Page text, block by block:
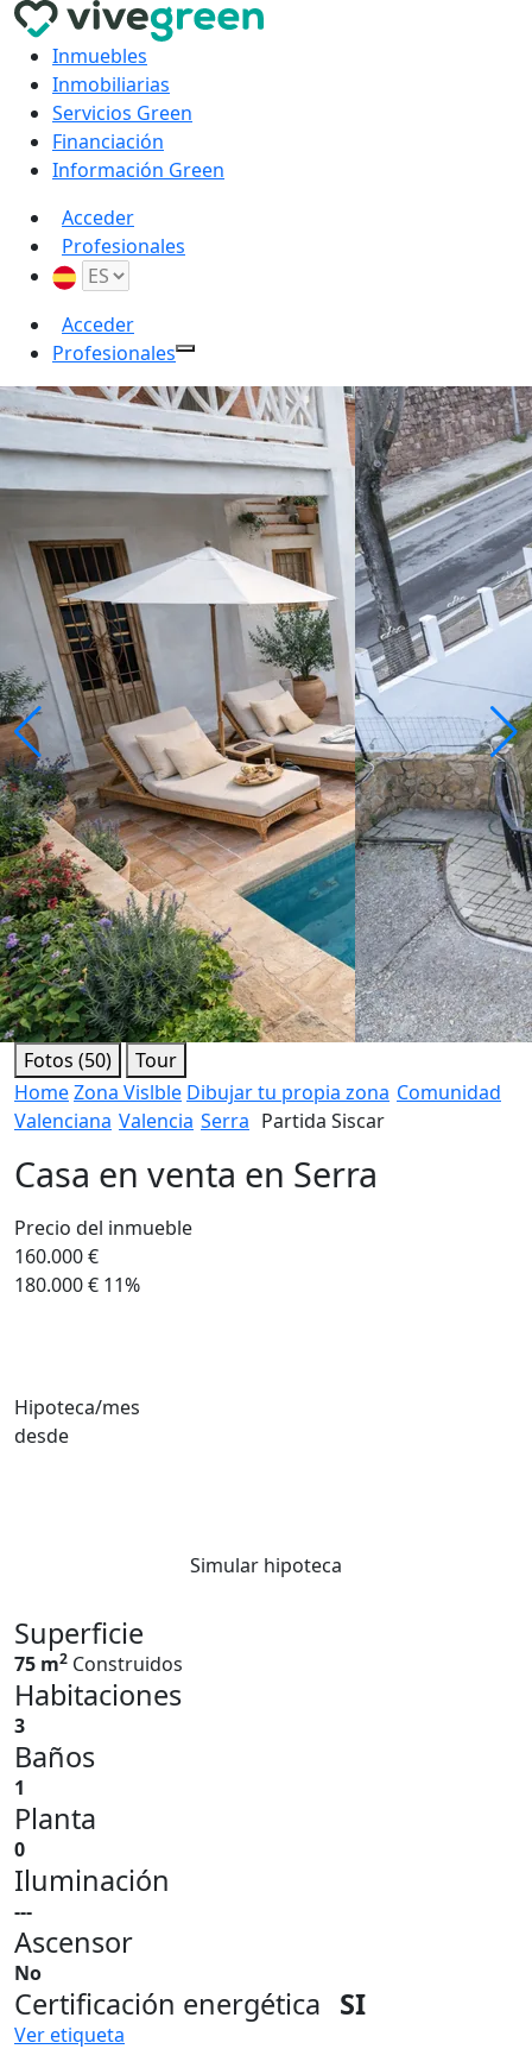
Inmuebles
Inmobiliarias
Servicios Green
Financiación
Información Green
Acceder
Profesionales
Acceder
Profesionales
Fotos (50)
Tour
HomeZona Vislble Dibujar tu propia zona Comunidad
Valenciana Valencia Serra Partida Siscar
Casa en venta en Serra
Precio del inmueble
160.000 €
180.000 € 11%
Hipoteca/mes
desde
Simular hipoteca
Superficie
75 m2 Construidos
Habitaciones
3
Baños
1
Planta
0
Iluminación
---
Ascensor
No
Certificación energética SI
Ver etiqueta